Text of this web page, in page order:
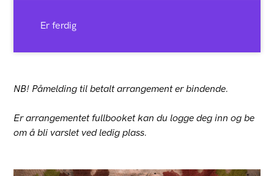
Er ferdig
NB! Påmelding til betalt arrangement er bindende.
Er arrangementet fullbooket kan du logge deg inn og be
om å bli varslet ved ledig plass.